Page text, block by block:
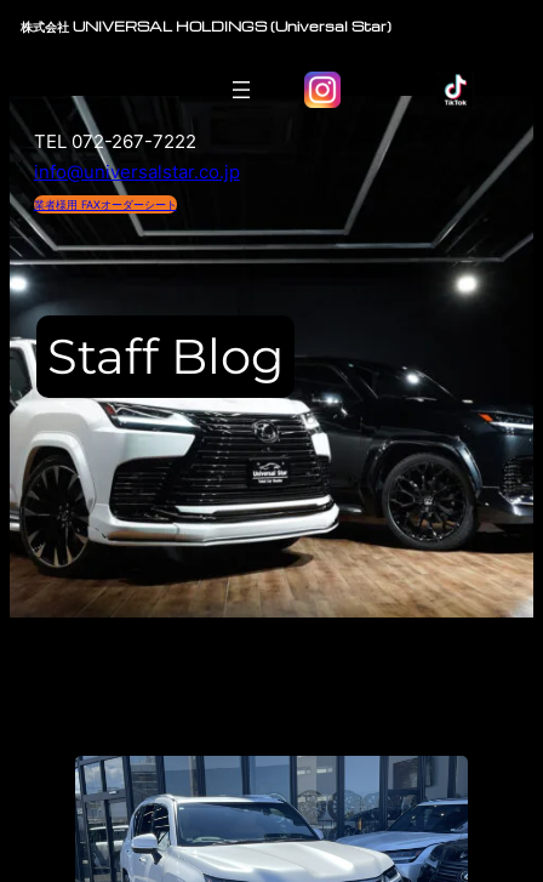
内
ス
キ
ッ
プ
株式会社 UNIVERSAL HOLDINGS (Universal Star)
TEL 072-267-7222
info@universalstar.co.jp
業者様用 FAXオーダーシート
Staff Blog